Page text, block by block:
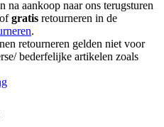
na aankoop naar ons terugsturen
gratis retourneren in de
.
retourneren gelden niet voor
bederfelijke artikelen zoals